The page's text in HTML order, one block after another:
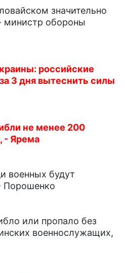
значительно
министр обороны
российские
3 дня вытеснить силы
не менее 200
- Ярема
военных будут
Порошенко
или пропало без
военнослужащих,